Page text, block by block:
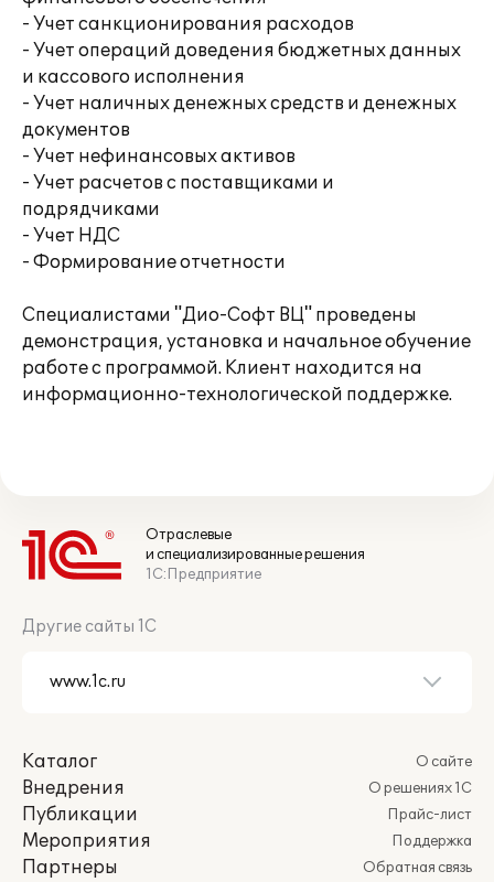
- Учет санкционирования расходов
- Учет операций доведения бюджетных данных
и кассового исполнения
- Учет наличных денежных средств и денежных
документов
- Учет нефинансовых активов
- Учет расчетов с поставщиками и
подрядчиками
- Учет НДС
- Формирование отчетности
Специалистами "Дио-Софт ВЦ" проведены
демонстрация, установка и начальное обучение
работе с программой. Клиент находится на
информационно-технологической поддержке.
Отраслевые
и специализированные решения
1С:Предприятие
Другие сайты 1С
Каталог
Внедрения
Публикации
Мероприятия
Партнеры
О сайте
О решениях 1С
Прайс-лист
Поддержка
Обратная связь